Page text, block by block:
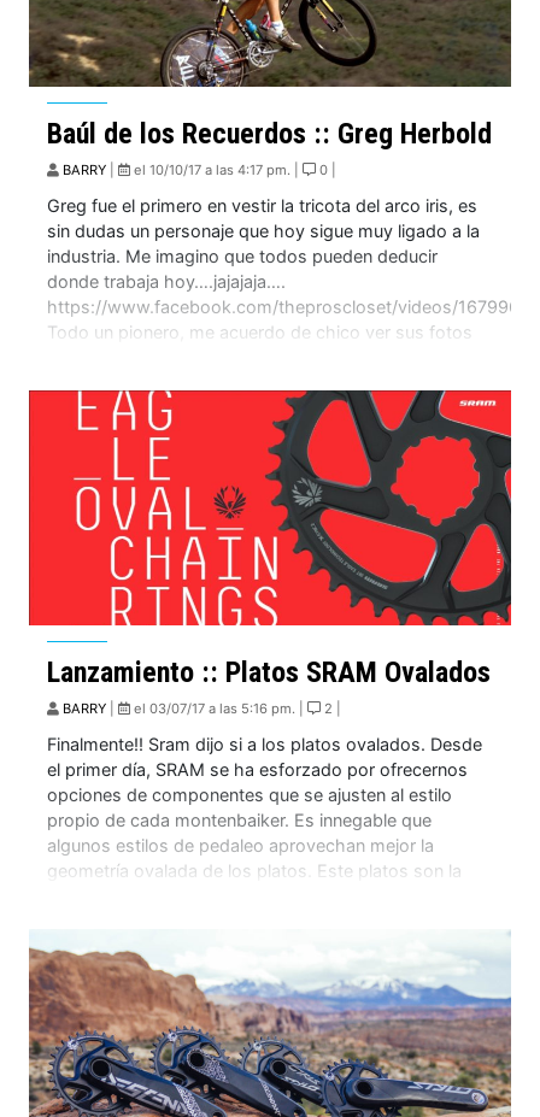
Baúl de los Recuerdos :: Greg Herbold
BARRY el 10/10/17 a las 4:17 pm. | 0 |
Greg fue el primero en vestir la tricota del arco iris, es
sin dudas un personaje que hoy sigue muy ligado a la
industria. Me imagino que todos pueden deducir
donde trabaja hoy….jajajaja….
https://www.facebook.com/theproscloset/videos/
Todo un pionero, me acuerdo de chico ver sus fotos
Lanzamiento :: Platos SRAM Ovalados
BARRY el 03/07/17 a las 5:16 pm. | 2 |
Finalmente!! Sram dijo si a los platos ovalados. Desde
el primer día, SRAM se ha esforzado por ofrecernos
opciones de componentes que se ajusten al estilo
propio de cada montenbaiker. Es innegable que
algunos estilos de pedaleo aprovechan mejor la
geometría ovalada de los platos. Este platos son la